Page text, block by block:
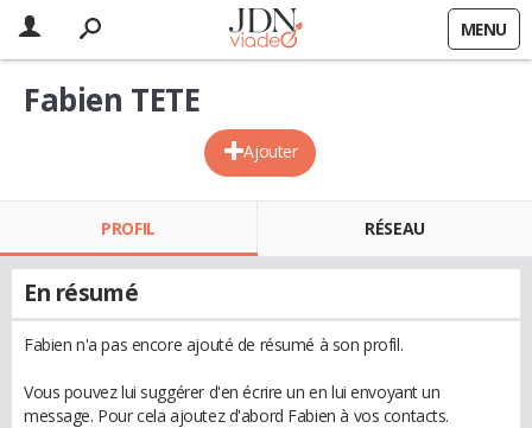
MENU
Ajouter
Fabien TETE
PROFIL RÉSEAU
En résumé
Fabien n'a pas encore ajouté de résumé à son profil.
Vous pouvez lui suggérer d'en écrire un en lui envoyant un
message. Pour cela ajoutez d'abord Fabien à vos contacts.